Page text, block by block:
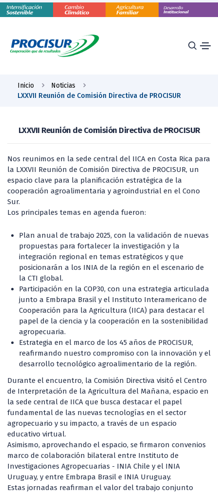
Inicio
Noticias
LXXVII Reunión de Comisión Directiva de PROCISUR
LXXVII Reunión de Comisión Directiva de PROCISUR
Nos reunimos en la sede central del IICA en Costa Rica para
la LXXVII Reunión de Comisión Directiva de PROCISUR, un
espacio clave para la planificación estratégica de la
cooperación agroalimentaria y agroindustrial en el Cono
Sur.
Los principales temas en agenda fueron:
Plan anual de trabajo 2025, con la validación de nuevas
propuestas para fortalecer la investigación y la
integración regional en temas estratégicos y que
posicionarán a los INIA de la región en el escenario de
la CTI global.
Participación en la COP30, con una estrategia articulada
junto a Embrapa Brasil y el Instituto Interamericano de
Cooperación para la Agricultura (IICA) para destacar el
papel de la ciencia y la cooperación en la sostenibilidad
agropecuaria.
Estrategia en el marco de los 45 años de PROCISUR,
reafirmando nuestro compromiso con la innovación y el
desarrollo tecnológico agroalimentario de la región.
Durante el encuentro, la Comisión Directiva visitó el Centro
de Interpretación de la Agricultura del Mañana, espacio en
la sede central de IICA que busca destacar el papel
fundamental de las nuevas tecnologías en el sector
agropecuario y su impacto, a través de un espacio
educativo virtual.
Asimismo, aprovechando el espacio, se firmaron convenios
marco de colaboración bilateral entre Instituto de
Investigaciones Agropecuarias - INIA Chile y el INIA
Uruguay, y entre Embrapa Brasil e INIA Uruguay.
Estas jornadas reafirman el valor del trabajo conjunto